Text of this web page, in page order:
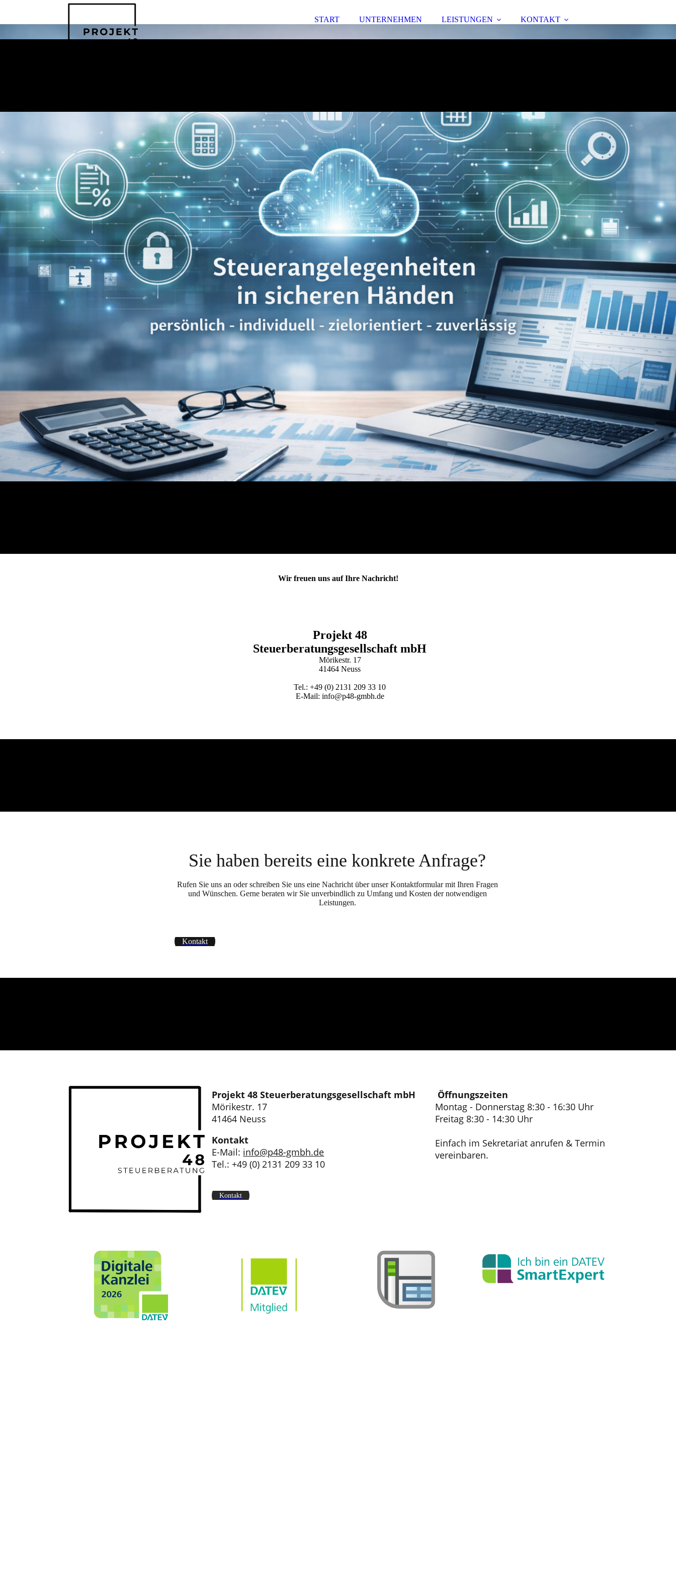
START UNTERNEHMEN LEISTUNGEN KONTAKT
Steuerberater in Neuss für Unternehmen und Privatpersonen Steuerberatung in Neuss für Unternehmen und Privatpersonen
Projekt 48 ist Ihre Steuerberatung in Neuss für Unternehmen, Selbstständige und Privatpersonen. Wir unterstützen Sie bei Finanzbuchhaltung, Lohnbuchhaltung,
Jahresabschlüssen und Steuererklärungen – persönlich, strukturiert und zuverlässig. Projekt 48 ist Ihre Steuerberatung in Neuss für Finanzbuchhaltung, Lohnbuchhaltung,
Jahresabschlüsse und Steuererklärungen – persönlich, strukturiert und zuverlässig .
Wir freuen uns auf Ihre Nachricht!
Projekt 48
Steuerberatungsgesellschaft mbH
Mörikestr. 17
41464 Neuss
Tel.: +49 (0) 2131 209 33 10
E-Mail: info@p48-gmbh.de
Sie haben bereits eine konkrete Anfrage?
Rufen Sie uns an oder schreiben Sie uns eine Nachricht über unser Kontaktformular mit Ihren Fragen
und Wünschen. Gerne beraten wir Sie unverbindlich zu Umfang und Kosten der notwendigen
Leistungen.
Kontakt
Projekt 48 Steuerberatungsgesellschaft mbH
Mörikestr. 17
41464 Neuss
Kontakt
E-Mail: info@p48-gmbh.de
Tel.: +49 (0) 2131 209 33 10
Kontakt
Öffnungszeiten
Montag - Donnerstag 8:30 - 16:30 Uhr
Freitag 8:30 - 14:30 Uhr
Einfach im Sekretariat anrufen & Termin
vereinbaren.